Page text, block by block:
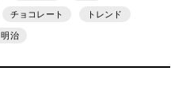
チョコレート トレンド
明治